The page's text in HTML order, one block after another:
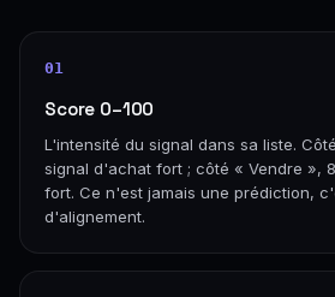
01
Score 0–100
L'intensité du signal dans sa liste.
signal d'achat fort ; côté « Vendre »,
fort. Ce n'est jamais une prédiction,
d'alignement.